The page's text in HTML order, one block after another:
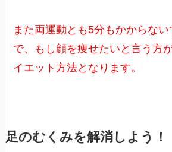
また両運動とも5分もかからな
で、もし顔を痩せたいと言う方
イエット方法となります。
足のむくみを解消しよう！